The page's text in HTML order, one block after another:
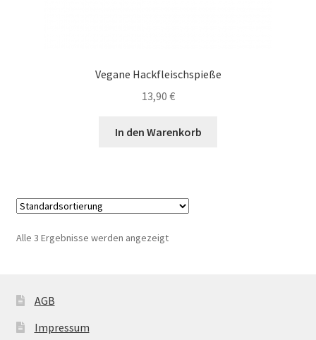
Vegane Hackfleischspieße
13,90 €
In den Warenkorb
Alle 3 Ergebnisse werden angezeigt
AGB
Impressum